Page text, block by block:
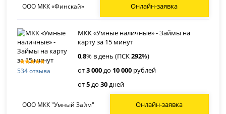
ООО МКК «Финскай» Онлайн-заявка
534 отзыва
МКК «Умные наличные» - Займы на
карту за 15 минут
0,8% в день (ПСК292%)
от3 000до 10 000 рублей
от5до30дней
ООО МКК "Умный Займ" Онлайн-заявка